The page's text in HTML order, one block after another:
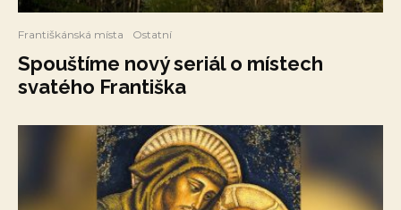
Františkánská místa Ostatní
Spouštíme nový seriál o místech
svatého Františka